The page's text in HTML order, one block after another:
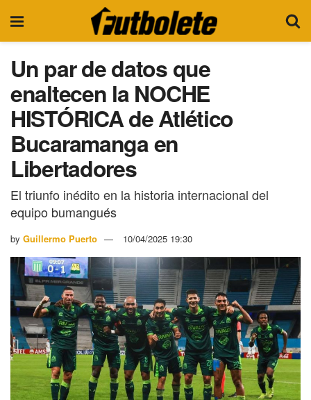
Un par de datos que
enaltecen la NOCHE
HISTÓRICA de Atlético
Bucaramanga en
Libertadores
El triunfo inédito en la historia internacional del
equipo bumangués
by Guillermo Puerto 10/04/2025 19:30